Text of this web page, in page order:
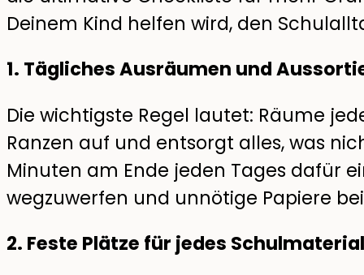
Deinem Kind helfen wird, den
1. Tägliches Ausräumen und
Die wichtigste Regel lautet: Räume
Ranzen auf und entsorgt alles, was
Minuten am Ende jeden Tages dafür
wegzuwerfen und unnötige Papiere
2. Feste Plätze für jedes Schulmaterial